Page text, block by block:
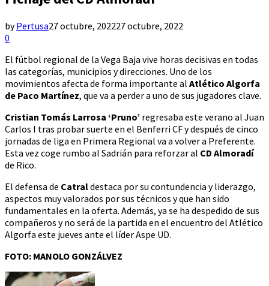
byPertusa27 octubre, 202227 octubre, 2022
0
El fútbol regional de la Vega Baja vive horas decisivas en todas
las categorías, municipios y direcciones. Uno de los
movimientos afecta de forma importante al Atlético Algorfa
de Paco Martínez, que va a perder a uno de sus jugadores clave.
Cristian Tomás Larrosa ‘Pruno’ regresaba este verano al Juan
Carlos I tras probar suerte en el Benferri CF y después de cinco
jornadas de liga en Primera Regional va a volver a Preferente.
Esta vez coge rumbo al Sadrián para reforzar al CD Almoradí
de Rico.
El defensa de Catraldestaca por su contundencia y liderazgo,
aspectos muy valorados por sus técnicos y que han sido
fundamentales en la oferta. Además, ya se ha despedido de sus
compañeros y no será de la partida en el encuentro del Atlético
Algorfa este jueves ante el líder Aspe UD.
FOTO: MANOLO GONZÁLVEZ